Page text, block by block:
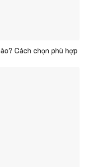
Cách chọn phù hợp